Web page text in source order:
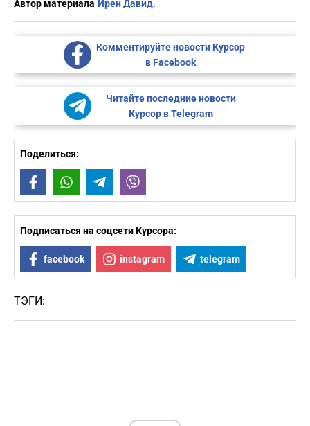
Автор материала Ирен Давид.
Комментируйте новости Курсор
в Facebook
Читайте последние новости
Курсор в Telegram
Поделиться:
FacebookWhatsAppTelegram
Подписаться на соцсети Курсора:
facebook instagram telegram
ТЭГИ: